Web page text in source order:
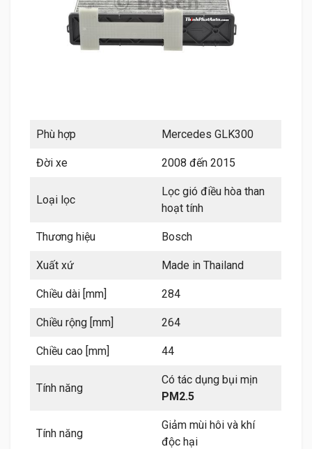
Phù hợp Mercedes GLK300
Đời xe 2008 đến 2015
Loại lọc
Lọc gió điều hòa than
hoạt tính
Thương hiệu Bosch
Xuất xứ Made in Thailand
Chiều dài [mm] 284
Chiều rộng [mm] 264
Chiều cao [mm] 44
Tính năng
Có tác dụng bụi mịn
PM2.5
Tính năng
Giảm mùi hôi và khí
độc hại